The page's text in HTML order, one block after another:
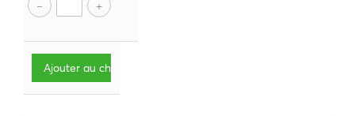
Ajouter au chariot